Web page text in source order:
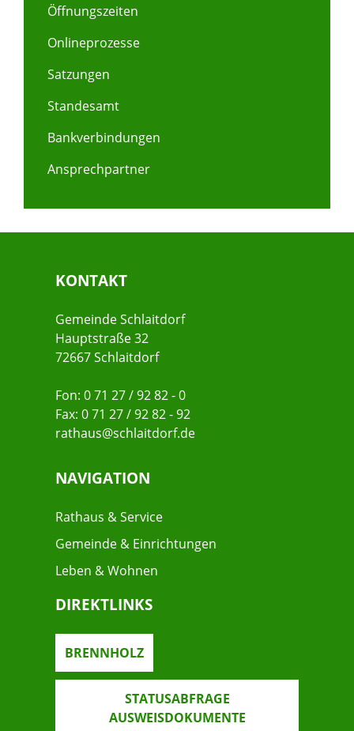
Öffnungszeiten
Onlineprozesse
Satzungen
Standesamt
Bankverbindungen
Ansprechpartner
KONTAKT
Gemeinde Schlaitdorf
Hauptstraße 32
72667 Schlaitdorf
Fon: 0 71 27 / 92 82 - 0
Fax: 0 71 27 / 92 82 - 92
rathaus@schlaitdorf.de
NAVIGATION
Rathaus & Service
Gemeinde & Einrichtungen
Leben & Wohnen
DIREKTLINKS
BRENNHOLZ
STATUSABFRAGE
AUSWEISDOKUMENTE